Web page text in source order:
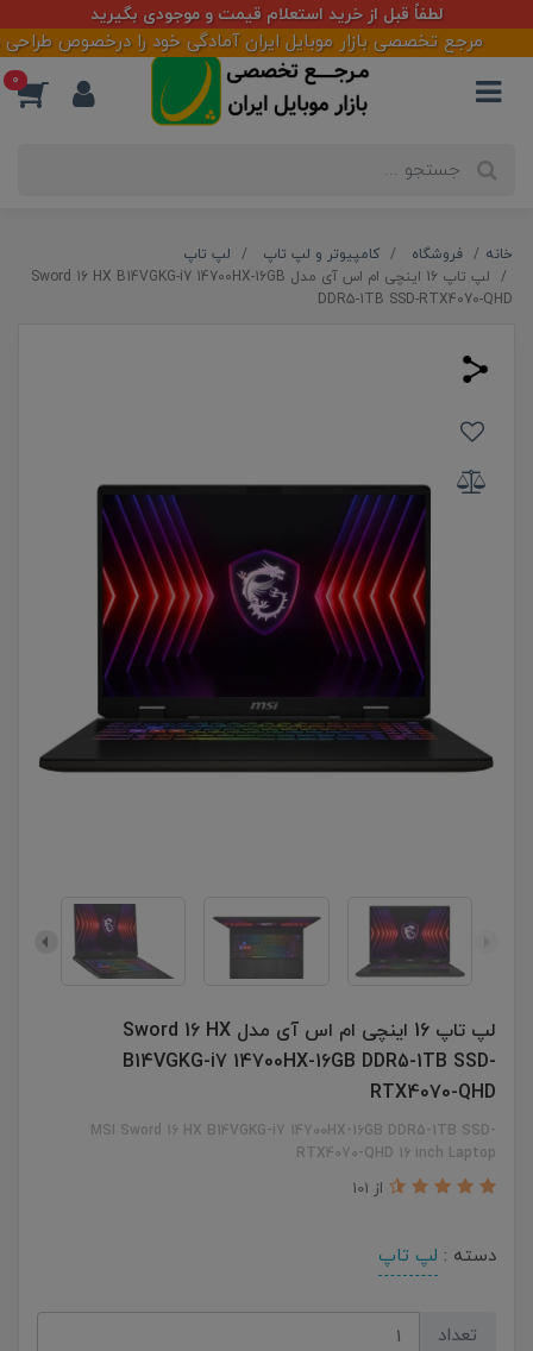
لطفاً قبل از خرید استعلام قیمت و موجودی بگیرید
مرجع تخصصی بازار موبایل ایران آمادگی خود را درخصوص طراحی
0
خانه فروشگاه کامپیوتر و لپ تاپ
لپ تاپ
لپ تاپ 16 اینچی ام اس آی مدل Sword 16 HX B14VGKG-i7 14700HX-16GB
DDR5-1TB SSD-RTX4070-QHD
لپ تاپ 16 اینچی ام اس آی مدل Sword 16 HX
B14VGKG-i7 14700HX-16GB DDR5-1TB SSD-
RTX4070-QHD
MSI Sword 16 HX B14VGKG-i7 14700HX-16GB DDR5-1TB SSD-
RTX4070-QHD 16 inch Laptop
از 101
دسته : لپ تاپ
تعداد